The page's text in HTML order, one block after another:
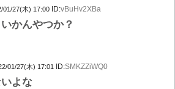
01/27(木) 17:00 ID:vBuHv2XBa
かんやつか？
01/27(木) 17:01 ID:SMKZZiWQ0
よな